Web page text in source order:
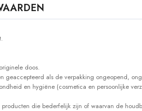
doos.
als de verpakking ongeopend,
en hygiëne (cosmetica en persoonlijke
die bederfelijk zijn of waarvan de